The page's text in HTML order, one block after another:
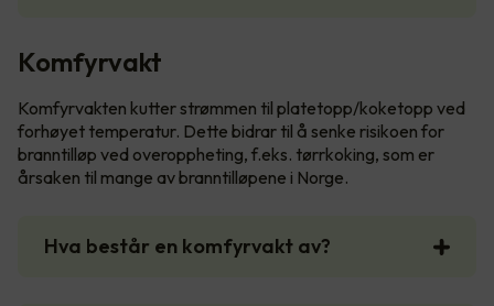
Komfyrvakt
Komfyrvakten kutter strømmen til platetopp/koketopp ved
forhøyet temperatur. Dette bidrar til å senke risikoen for
branntilløp ved overoppheting, f.eks. tørrkoking, som er
årsaken til mange av branntilløpene i Norge.
Hva består en komfyrvakt av?